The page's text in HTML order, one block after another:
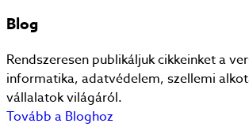
Blog
Rendszeresen publikáljuk cikkeinket a
informatika, adatvédelem, szellemi
vállalatok világáról.
Tovább a Bloghoz